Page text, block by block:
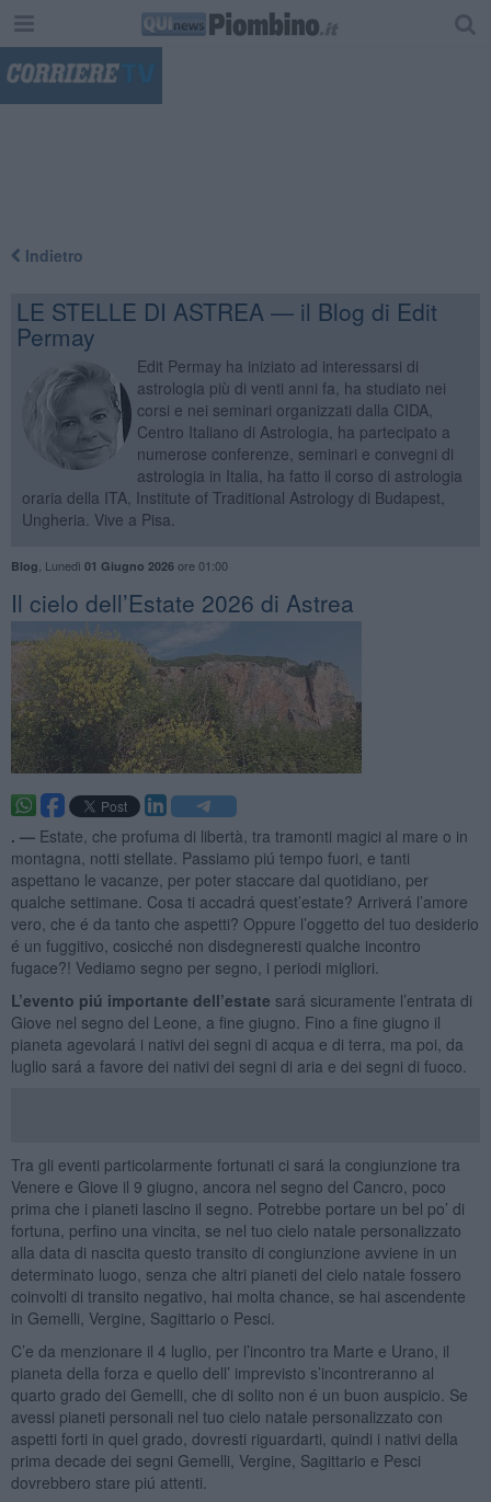
Indietro
LE STELLE DI ASTREA — il Blog di Edit
Permay
Edit Permay ha iniziato ad interessarsi di
astrologia più di venti anni fa, ha studiato nei
corsi e nei seminari organizzati dalla CIDA,
Centro Italiano di Astrologia, ha partecipato a
numerose conferenze, seminari e convegni di
astrologia in Italia, ha fatto il corso di astrologia
oraria della ITA, Institute of Traditional Astrology di Budapest,
Ungheria. Vive a Pisa.
Blog Lunedì 01 Giugno 2026ore 01:00
​Il cielo dell’Estate 2026 di Astrea
. — Estate, che profuma di libertà, tra tramonti magici al mare o in
montagna, notti stellate. Passiamo piú tempo fuori, e tanti
aspettano le vacanze, per poter staccare dal quotidiano, per
qualche settimane. Cosa ti accadrá quest’estate? Arriverá l’amore
vero, che é da tanto che aspetti? Oppure l’oggetto del tuo desiderio
é un fuggitivo, cosicché non disdegneresti qualche incontro
fugace?! Vediamo segno per segno, i periodi migliori.
L’evento piú importante dell’estate sará sicuramente l’entrata di
Giove nel segno del Leone, a fine giugno. Fino a fine giugno il
pianeta agevolará i nativi dei segni di acqua e di terra, ma poi, da
luglio sará a favore dei nativi dei segni di aria e dei segni di fuoco.
Tra gli eventi particolarmente fortunati ci sará la congiunzione tra
Venere e Giove il 9 giugno, ancora nel segno del Cancro, poco
prima che i pianeti lascino il segno. Potrebbe portare un bel po’ di
fortuna, perfino una vincita, se nel tuo cielo natale personalizzato
alla data di nascita questo transito di congiunzione avviene in un
determinato luogo, senza che altri pianeti del cielo natale fossero
coinvolti di transito negativo, hai molta chance, se hai ascendente
in Gemelli, Vergine, Sagittario o Pesci.
C’e da menzionare il 4 luglio, per l’incontro tra Marte e Urano, il
pianeta della forza e quello dell’ imprevisto s’incontreranno al
quarto grado dei Gemelli, che di solito non é un buon auspicio. Se
avessi pianeti personali nel tuo cielo natale personalizzato con
aspetti forti in quel grado, dovresti riguardarti, quindi i nativi della
prima decade dei segni Gemelli, Vergine, Sagittario e Pesci
dovrebbero stare piú attenti.